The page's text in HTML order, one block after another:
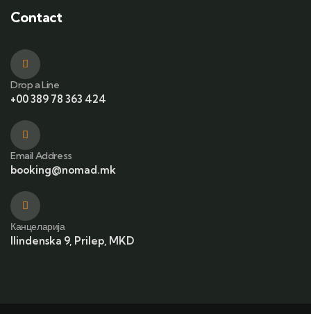
Contact
Drop a Line
+00 389 78 363 424
Email Address
booking@nomad.mk
Канцеларија
Ilindenska 9, Prilep, MKD